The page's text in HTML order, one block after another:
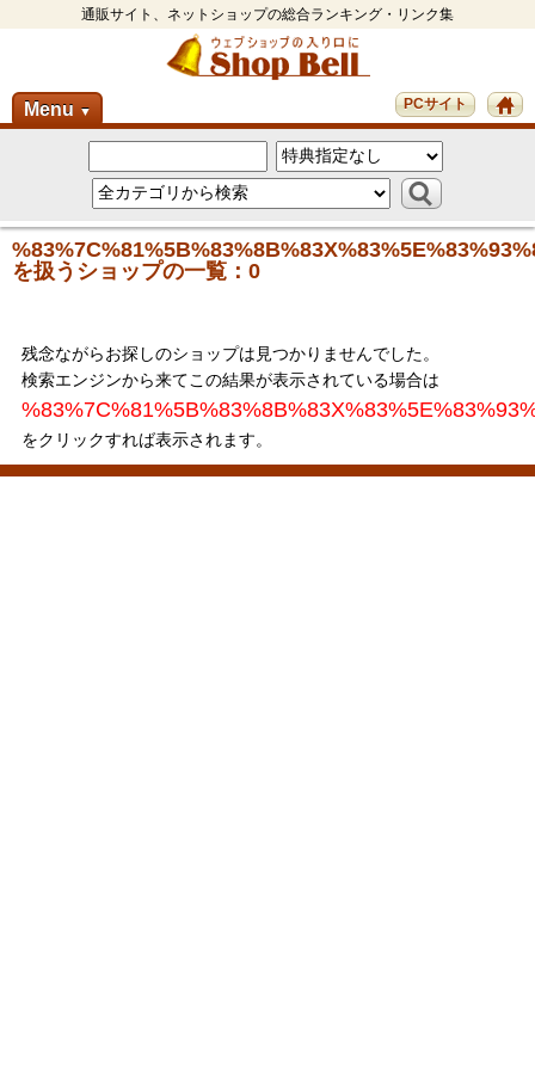
通販サイト、ネットショップの総合ランキング・リンク集
Menu ▼ PCサイト
を扱うショップの一覧：0
残念ながらお探しのショップは見つかりませんでした。
検索エンジンから来てこの結果が表示されている場合は
をクリックすれば表示されます。